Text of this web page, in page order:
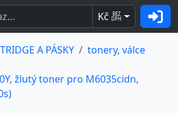
Kč BEZ
DPH
A PÁSKY
tonery, válce
žlutý toner pro M6035cidn,